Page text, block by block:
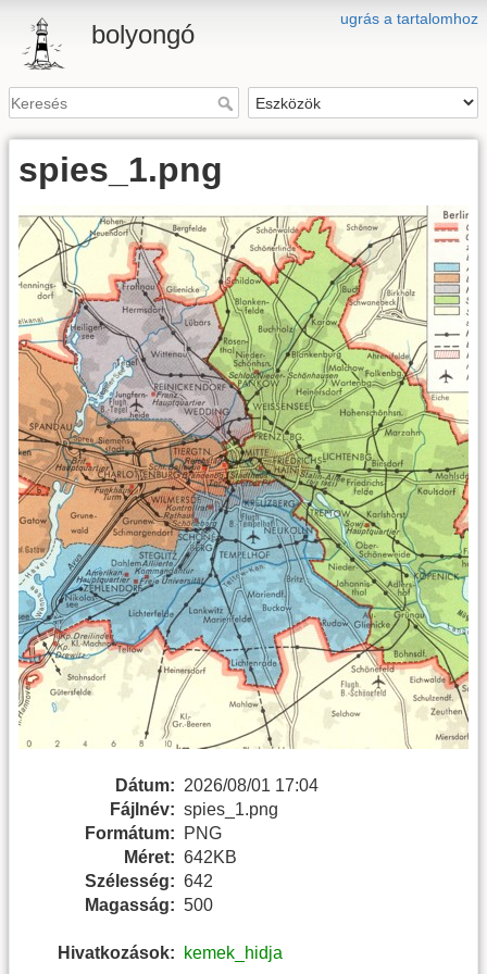
ugrás a tartalomhoz
bolyongó
spies_1.png
Dátum: 2026/08/01 17:04
Fájlnév: spies_1.png
Formátum:
PNG
Méret: 642KB
Szélesség: 642
Magasság: 500
Hivatkozások: kemek_hidja